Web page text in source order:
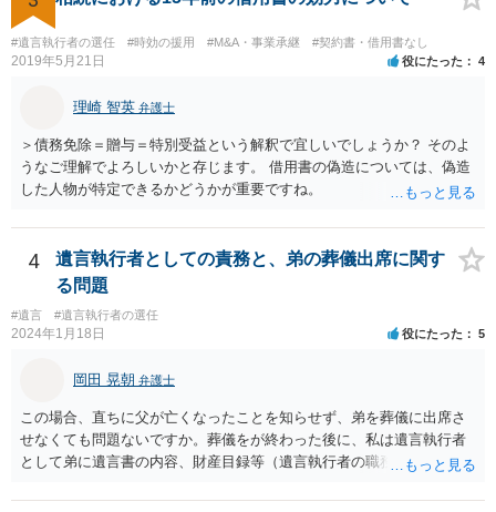
#遺言執行者の選任 #時効の援用 #M&A・事業承継 #契約書・借用書なし
2019年5月21日 役にたった 4
理崎 智英 弁護士
＞債務免除＝贈与＝特別受益という解釈で宜しいでしょうか？ そのよ
うなご理解でよろしいかと存じます。 借用書の偽造については、偽造
した人物が特定できるかどうかが重要ですね。
4
遺言執行者としての責務と、弟の葬儀出席に関す
る問題
#遺言 #遺言執行者の選任
2024年1月18日 役にたった 5
岡田 晃朝 弁護士
この場合、直ちに父が亡くなったことを知らせず、弟を葬儀に出席さ
せなくても問題ないですか。葬儀をが終わった後に、私は遺言執行者
として弟に遺言書の内容、財産目録等（遺言執行者の職務）を知らせ
るかは喪主の自由です。 呼ばなくてもかまいません。 そもそも、そう